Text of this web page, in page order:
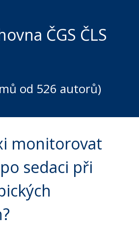
ČGS ČLS
od 526 autorů)
monitorovat
sedaci při